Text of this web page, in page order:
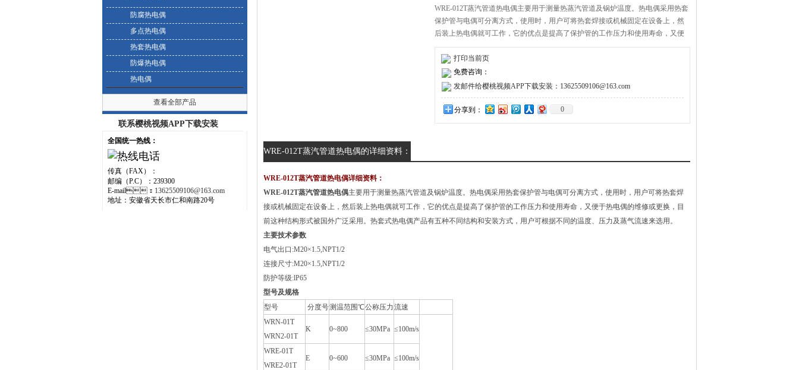
防腐热电偶
多点热电偶
热套热电偶
防爆热电偶
热电偶
查看全部产品
联系樱桃视频APP下载安装
全国统一热线：
传真（FAX）：
邮编（P.C）：239300
E-mail： 13625509106@163.com
地址：安徽省天长市仁和南路20号
WRE-012T蒸汽管道热电偶主要用于测量热蒸汽管道及锅炉温度。热电偶采用热套
保护管与电偶可分离方式，使用时，用户可将热套焊接或机械固定在设备上，然
后装上热电偶就可工作，它的优点是提高了保护管的工作压力和使用寿命，又便
于热电偶的维修或更换，目前这种结构形式被国外广泛采用。热套式热电偶产品
有五种不同结构和安装方式，用户可根据不同的温度、压力及蒸气流速来选用。
打印当前页
免费咨询：
发邮件给樱桃视频APP下载安装：13625509106@163.com
分享到： 0
WRE-012T蒸汽管道热电偶的详细资料：
WRE-012T蒸汽管道热电偶详细资料：
WRE-012T蒸汽管道热电偶主要用于测量热蒸汽管道及锅炉温度。热电偶采用热套保护管与电偶可分离方式，使用时，用户可将热套焊
接或机械固定在设备上，然后装上热电偶就可工作，它的优点是提高了保护管的工作压力和使用寿命，又便于热电偶的维修或更换，目
前这种结构形式被国外广泛采用。热套式热电偶产品有五种不同结构和安装方式，用户可根据不同的温度、压力及蒸气流速来选用。
主要技术参数
电气出口:M20×1.5,NPT1/2
连接尺寸:M20×1.5,NPT1/2
防护等级:lP65
型号及规格
型号
分度号测温范围℃公称压力流速
WRN-01T
WRN2-01T
K 0~800 ≤30MPa ≤100m/s
WRE-01T
WRE2-01T
E 0~600 ≤30MPa ≤100m/s